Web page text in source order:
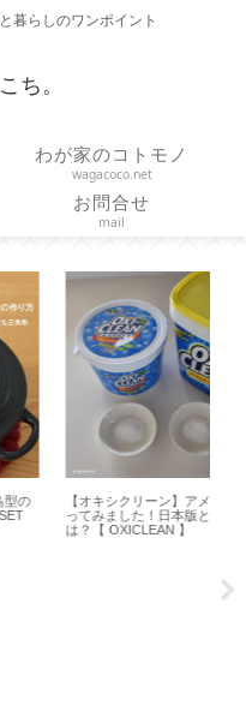
暮らしのワンポイント
ち。
わが家のコトモノ
wagacoco.net
お問合せ
mail
キシクリーン】アメリカ版使
みました！日本版との違い
？【 OXICLEAN 】